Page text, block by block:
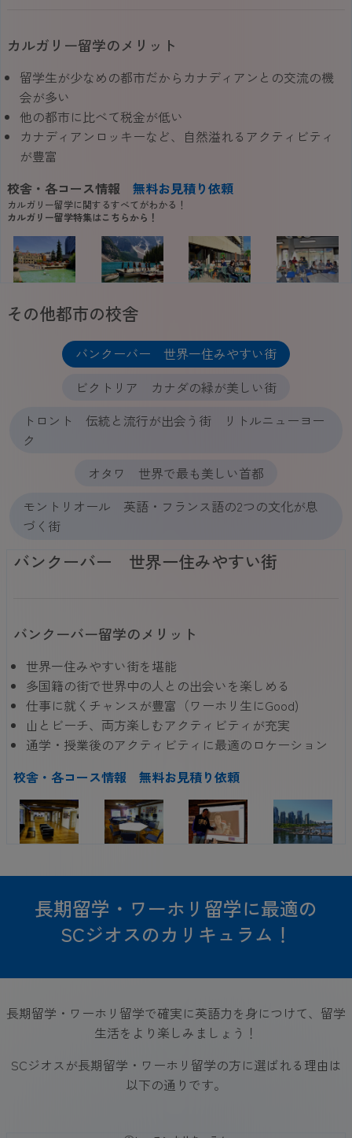
カルガリー留学のメリット
留学生が少なめの都市だからカナディアンとの交流の機
会が多い
他の都市に比べて税金が低い
カナディアンロッキーなど、自然溢れるアクティビティ
が豊富
校舎・各コース情報
無料お見積り依頼
カルガリー留学に関するすべてがわかる！
カルガリー留学特集はこちらから！
その他都市の校舎
バンクーバー 世界一住みやすい街
ビクトリア カナダの緑が美しい街
トロント 伝統と流行が出会う街 リトルニューヨー
ク
オタワ 世界で最も美しい首都
モントリオール 英語・フランス語の2つの文化が息
づく街
バンクーバー 世界一住みやすい街
バンクーバー留学のメリット
世界一住みやすい街を堪能
多国籍の街で世界中の人との出会いを楽しめる
仕事に就くチャンスが豊富（ワーホリ生にGood)
山とビーチ、両方楽しむアクティビティが充実
通学・授業後のアクティビティに最適のロケーション
校舎・各コース情報
無料お見積り依頼
長期留学・ワーホリ留学に最適の
SCジオスのカリキュラム！
長期留学・ワーホリ留学で確実に英語力を身につけて、留学
生活をより楽しみましょう！
SCジオスが長期留学・ワーホリ留学の方に選ばれる理由は
以下の通りです。